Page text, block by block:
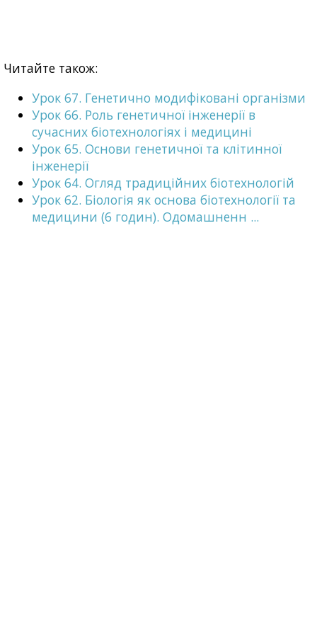
Читайте також:
Урок 67. Генетично модифіковані організми
Урок 66. Роль генетичної інженерії в
сучасних біотехнологіях і медицині
Урок 65. Основи генетичної та клітинної
інженерії
Урок 64. Огляд традиційних біотехнологій
Урок 62. Біологія як основа біотехнології та
медицини (6 годин). Одомашненн ...